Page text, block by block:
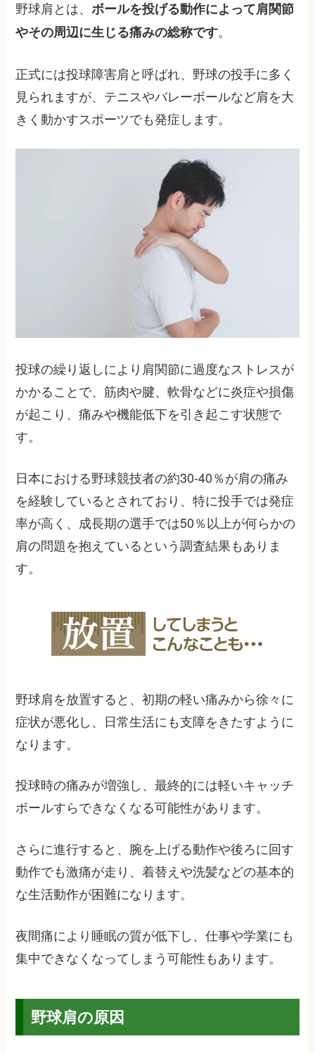
野球肩とは、ボールを投げる動作によって肩関節
やその周辺に生じる痛みの総称です。
正式には投球障害肩と呼ばれ、野球の投手に多く
見られますが、テニスやバレーボールなど肩を大
きく動かすスポーツでも発症します。
投球の繰り返しにより肩関節に過度なストレスが
かかることで、筋肉や腱、軟骨などに炎症や損傷
が起こり、痛みや機能低下を引き起こす状態で
す。
日本における野球競技者の約30-40％が肩の痛み
を経験しているとされており、特に投手では発症
率が高く、成長期の選手では50％以上が何らかの
肩の問題を抱えているという調査結果もありま
す。
野球肩を放置すると、初期の軽い痛みから徐々に
症状が悪化し、日常生活にも支障をきたすように
なります。
投球時の痛みが増強し、最終的には軽いキャッチ
ボールすらできなくなる可能性があります。
さらに進行すると、腕を上げる動作や後ろに回す
動作でも激痛が走り、着替えや洗髪などの基本的
な生活動作が困難になります。
夜間痛により睡眠の質が低下し、仕事や学業にも
集中できなくなってしまう可能性もあります。
野球肩の原因